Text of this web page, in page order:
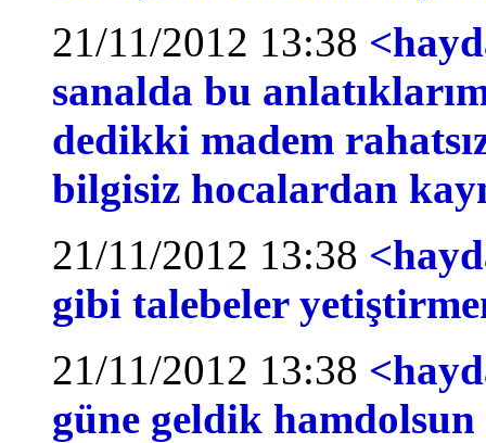
21/11/2012 13:38
sanalda bu
dedikki madem
bilgisiz hocalardan
21/11/2012 13:38
gibi talebeler
21/11/2012 13:38
güne geldik hamdolsun